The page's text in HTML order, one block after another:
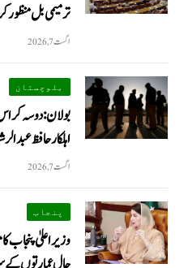
ترمیمی بل منظور
اگست 7, 2026
بلوچستان
بولان: دوسہ
اہلکار حافظ
اگست 7, 2026
پنجاب
وزیراعلیٰ پنجاب